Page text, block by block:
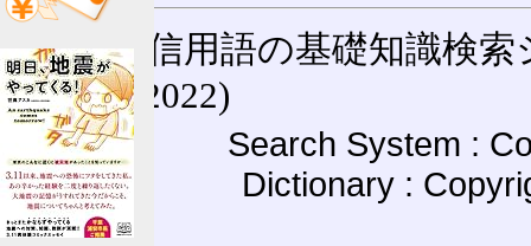
通信用語の基礎知識検索
(27-May-2022)
Search System :
Dictionary :